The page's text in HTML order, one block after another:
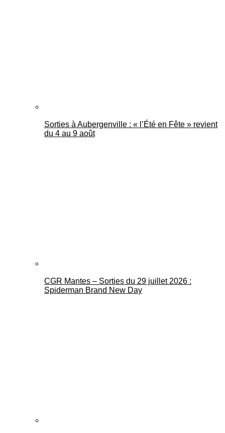
Sorties à Aubergenville : « l’Été en Fête » revient
du 4 au 9 août
CGR Mantes – Sorties du 29 juillet 2026 :
Spiderman Brand New Day